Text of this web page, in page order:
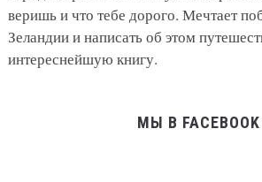
веришь и что тебе дорого. Мечтает
Зеландии и написать об этом
интереснейшую книгу.
МЫ В FACEBOOK